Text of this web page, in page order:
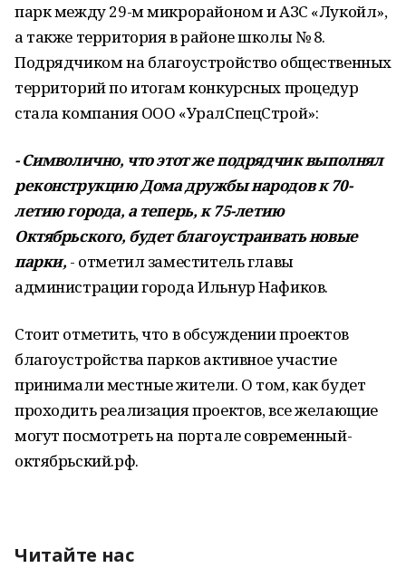
парк между 29-м микрорайоном и АЗС «Лукойл»,
а также территория в районе школы № 8.
Подрядчиком на благоустройство общественных
территорий по итогам конкурсных процедур
стала компания ООО «УралСпецСтрой»:
- Символично, что этот же подрядчик выполнял
реконструкцию Дома дружбы народов к 70-
летию города, а теперь, к 75-летию
Октябрьского, будет благоустраивать новые
парки, - отметил заместитель главы
администрации города Ильнур Нафиков.
Стоит отметить, что в обсуждении проектов
благоустройства парков активное участие
принимали местные жители. О том, как будет
проходить реализация проектов, все желающие
могут посмотреть на портале современный-
октябрьский.рф.
Читайте нас